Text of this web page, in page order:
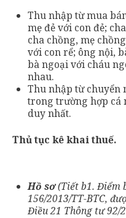
Thu nhập từ mua
mẹ đẻ với con đẻ;
cha chồng, mẹ
với con rể; ông nội,
bà ngoại với cháu
nhau.
Thu nhập từ chuyển
trong trường hợp cá
duy nhất.
Thủ tục kê khai thuế.
Hồ sơ(Tiết b1. Điểm
156/2013/TT-BTC,
Điều 21 Thông tư 92/